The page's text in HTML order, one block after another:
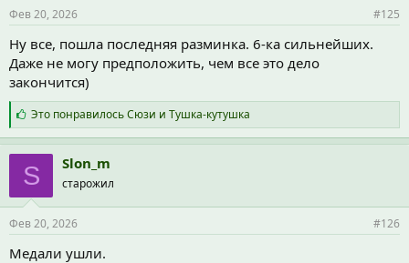
:
Фев 20, 2026 #125
Ну все, пошла последняя разминка. 6-ка сильнейших.
Даже не могу предположить, чем все это дело
закончится)
С
и
м
п
а
т
и
:
Это понравилосьСюзи и Тушка-кутушка
S Slon_m
старожил
Фев 20, 2026 #126
Медали ушли.